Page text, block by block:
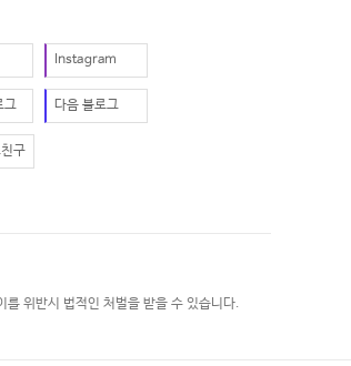
Instagram
그 다음 블로그
구
위반시 법적인 처벌을 받을 수 있습니다.